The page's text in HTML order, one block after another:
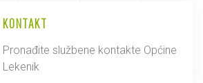
KONTAKT
Pronađite službene kontakte Općine
Lekenik